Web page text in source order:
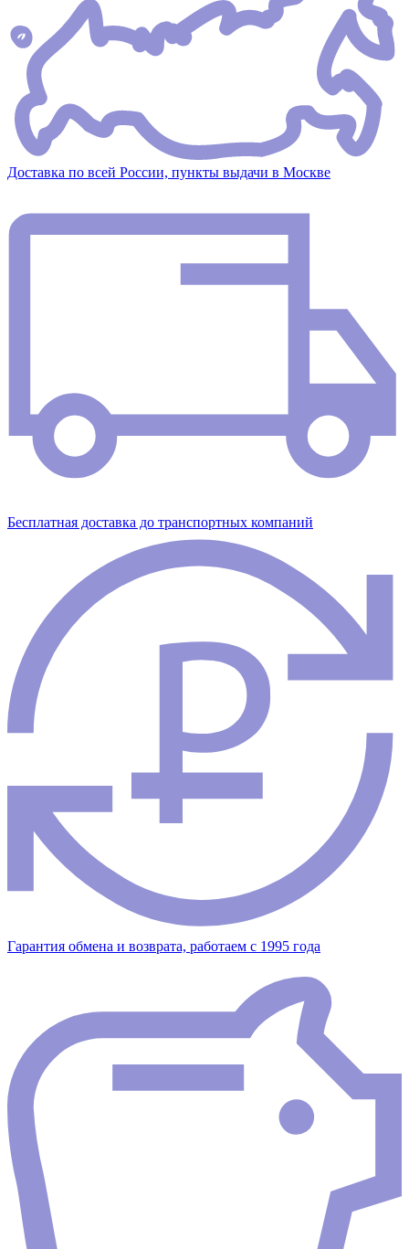
Доставка по всей России, пункты выдачи в Москве
Бесплатная доставка до транспортных компаний
Гарантия обмена и возврата, работаем с 1995 года